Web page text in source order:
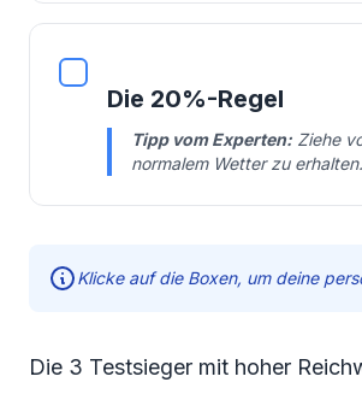
Die 20%-Regel
Tipp vom Experten: Ziehe
normalem Wetter zu erhalten.
Klicke auf die Boxen, um deine
Die 3 Testsieger mit hoher